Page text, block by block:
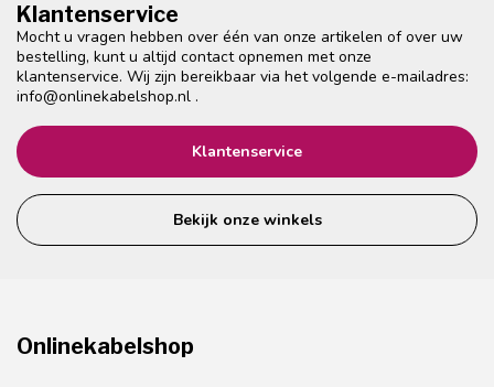
Klantenservice
Mocht u vragen hebben over één van onze artikelen of over uw
bestelling, kunt u altijd contact opnemen met onze
klantenservice. Wij zijn bereikbaar via het volgende e-mailadres:
info@onlinekabelshop.nl .
Klantenservice
Bekijk onze winkels
Onlinekabelshop